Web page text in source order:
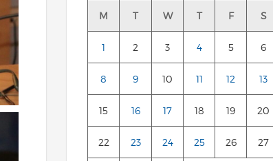
M T W T F S
1 2 3 4 5 6
8 9 10 11 12 13
15 16 17 18 19 20
22 23 24 25 26 27